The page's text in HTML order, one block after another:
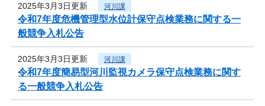
2025年3月3日更新 河川課
令和7年度危機管理型水位計保守点検業務に関する一
般競争入札公告
2025年3月3日更新 河川課
令和7年度簡易型河川監視カメラ保守点検業務に関す
る一般競争入札公告